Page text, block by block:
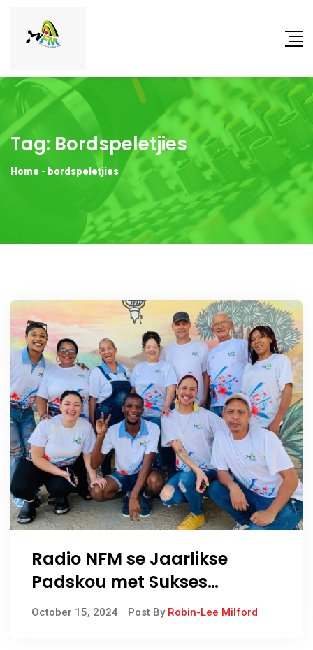
Tag: Bordspeletjies
Home - bordspeletjies
Radio NFM se Jaarlikse
Padskou met Sukses
Afgeskop
October 15, 2024 Post By Robin-Lee Milford